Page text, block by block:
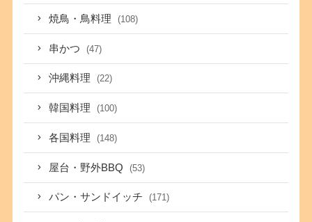
焼鳥・鳥料理 (108)
串かつ (47)
沖縄料理 (22)
韓国料理 (100)
各国料理 (148)
屋台・野外BBQ (53)
パン・サンドイッチ (171)